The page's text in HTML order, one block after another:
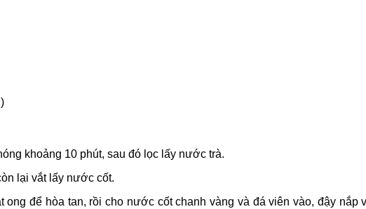
khoảng 10 phút, sau đó lọc lấy nước trà.
lại vắt lấy nước cốt.
ong để hòa tan, rồi cho nước cốt chanh vàng và đá viên vào, đậy nắp